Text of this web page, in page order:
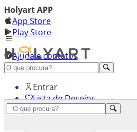
Holyart APP
App Store
Play Store
Ajuda e contatos
Conheça premium
Entrar
Lista de Desejos